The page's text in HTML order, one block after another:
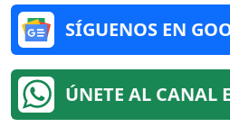
SÍGUENOS EN
ÚNETE AL CANAL